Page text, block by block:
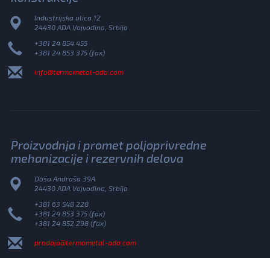
Industrijska ulica 12
24430 ADA Vojvodina, Srbija
+381 24 854 455
+381 24 853 375 (fax)
info@termometal-ada.com
Proizvodnja i promet poljoprivredne
mehanizacije i rezervnih delova
Doša Andraša 39A
24430 ADA Vojvodina, Srbija
+381 63 548 228
+381 24 853 375 (fax)
+381 24 852 298 (fax)
prodaja@termometal-ada.com